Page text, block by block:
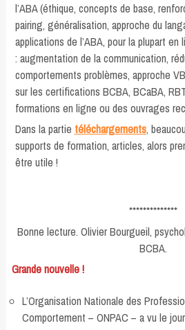
l’ABA (éthique, concepts de base,
pairing, généralisation, approche du
applications de l’ABA, pour la plupart en
: augmentation de la communication,
comportements problèmes, approche
sur les certifications BCBA, BCaBA,
formations en ligne ou des ouvrages
Dans la partie téléchargements,
supports de formation, articles, alors
être utile !
**************
Bonne lecture. Olivier Bourgueil,
BCBA.
Grande nouvelle !
L’Organisation Nationale des
Comportement – ONPAC – a vu le